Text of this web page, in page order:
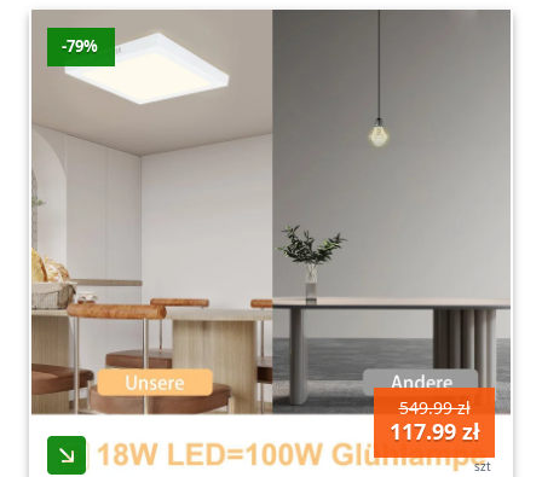
-79%
549.99 zł
117.99 zł
szt